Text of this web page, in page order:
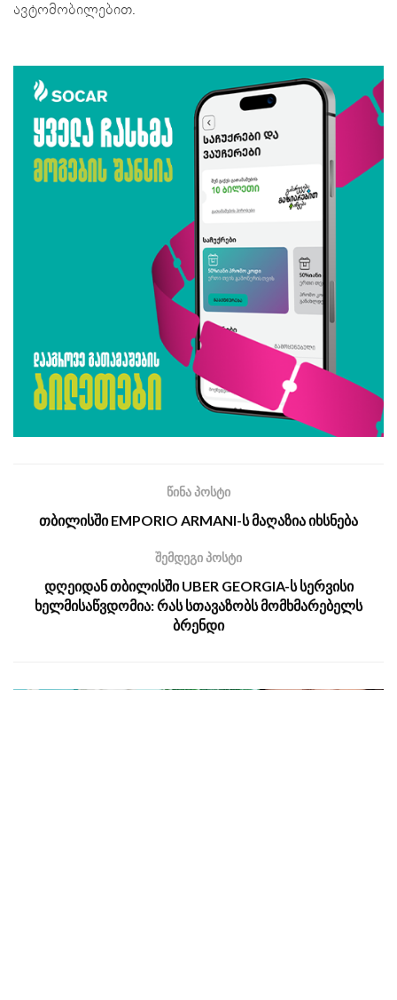
ავტომობილებით.
წინა პოსტი
თბილისში EMPORIO ARMANI-ს მაღაზია იხსნება
შემდეგი პოსტი
დღეიდან თბილისში UBER GEORGIA-ს სერვისი
ხელმისაწვდომია: რას სთავაზობს მომხმარებელს
ბრენდი